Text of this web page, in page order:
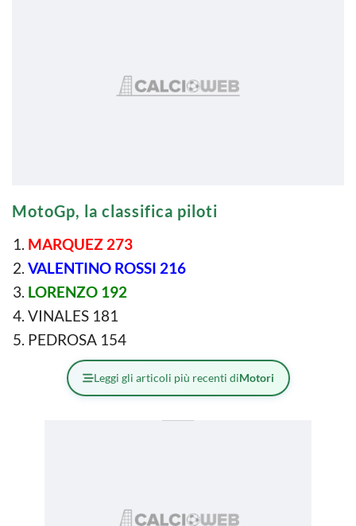
MotoGp, la classifica piloti
MARQUEZ 273
VALENTINO ROSSI 216
LORENZO 192
VINALES 181
PEDROSA 154
Leggi gli articoli più recenti diMotori